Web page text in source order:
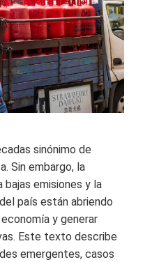
sinónimo de
Sin embargo, la
emisiones y la
país están abriendo
y generar
Este texto describe
emergentes, casos